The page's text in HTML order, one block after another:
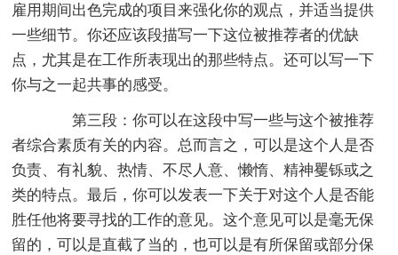
雇用期间出色完成的项目来强化你的观点，并适当提供
一些细节。你还应该段描写一下这位被推荐者的优缺
点，尤其是在工作所表现出的那些特点。还可以写一下
你与之一起共事的感受。
第三段：你可以在这段中写一些与这个被推荐
者综合素质有关的内容。总而言之，可以是这个人是否
负责、有礼貌、热情、不尽人意、懒惰、精神矍铄或之
类的特点。最后，你可以发表一下关于对这个人是否能
胜任他将要寻找的工作的意见。这个意见可以是毫无保
留的，可以是直截了当的，也可以是有所保留或部分保